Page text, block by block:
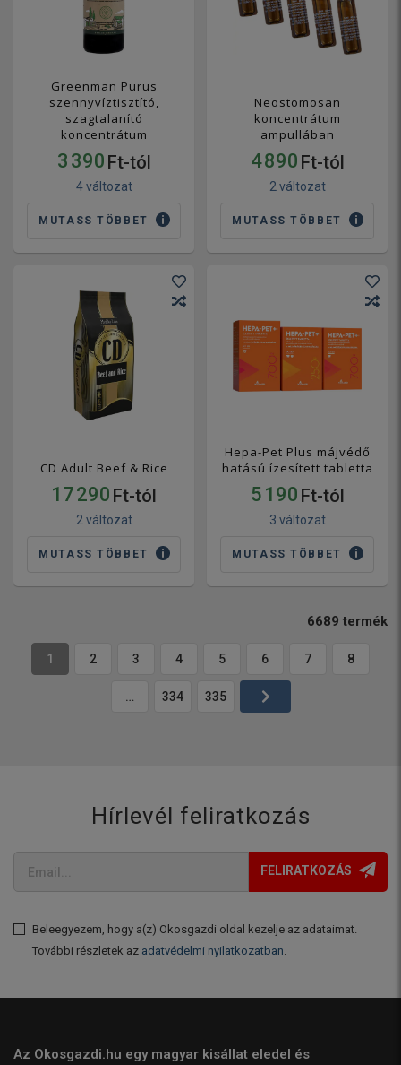
Greenman Purus
szennyvíztisztító,
szagtalanító
koncentrátum
3 390 Ft-tól
4 változat
MUTASS TÖBBET
Neostomosan
koncentrátum
ampullában
4 890 Ft-tól
2 változat
MUTASS TÖBBET
CD Adult Beef & Rice
17 290 Ft-tól
2 változat
MUTASS TÖBBET
Hepa-Pet Plus májvédő
hatású ízesített tabletta
5 190 Ft-tól
3 változat
MUTASS TÖBBET
6689 termék
1 2 3 4 5 6 7 8
… 334 335
Hírlevél feliratkozás
FELIRATKOZÁS
Beleegyezem, hogy a(z) Okosgazdi oldal kezelje az adataimat.
További részletek az adatvédelmi nyilatkozatban.
Az Okosgazdi.hu egy magyar kisállat eledel és